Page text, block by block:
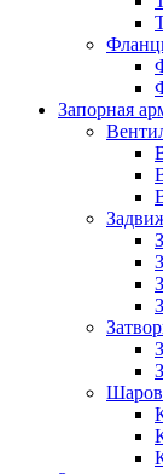
Запорная